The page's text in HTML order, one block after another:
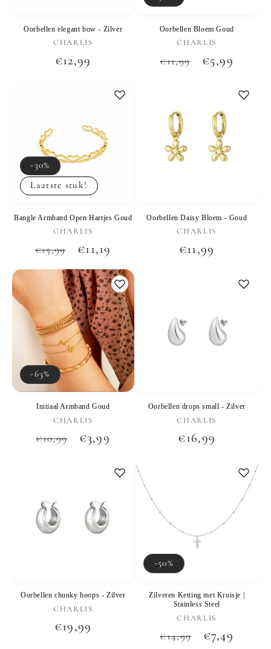
Oorbellen elegant bow - Zilver
Verkoper:
CHARLIS
Normale
€12,99
Oorbellen Bloem Goud
Verkoper:
CHARLIS
Normale
€11,99 €5,99
-30%
Laatste stuk!
Bangle Armband Open Hartjes Goud
Verkoper:
CHARLIS
Normale
prijs
€15,99 Aanbiedingsprijs
€11,19
Oorbellen Daisy Bloem - Goud
Verkoper:
CHARLIS
Normale
€11,99
-63%
Initiaal Armband Goud
Verkoper:
CHARLIS
Normale
€10,99 Aanbiedingsprijs
€3,99
Oorbellen drops small - Zilver
Verkoper:
CHARLIS
Normale
€16,99
Oorbellen chunky hoops - Zilver
Verkoper:
CHARLIS
Normale
€19,99
-50%
Zilveren Ketting met Kruisje |
Stainless Steel
Verkoper:
CHARLIS
Normale
€14,99 €7,49